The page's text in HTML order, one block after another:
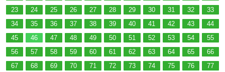
23
24 25 26 27 28 29 30 31 32
33
34
35 36 37 38 39 40 41 42 43
44
45
46 47 48 49 50 51 52 53 54
55
56
57 58 59 60 61 62 63 64 65
66
67
68 69 70 71 72 73 74 75 76
77